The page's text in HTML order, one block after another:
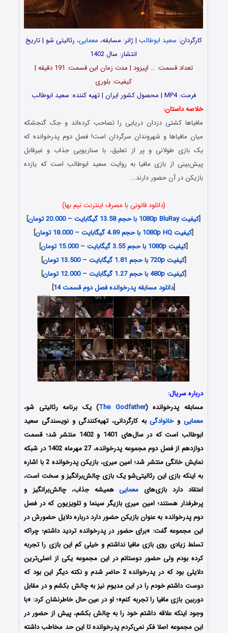
کارگردان: سعید ابوطالب | ژانر: مسابقه، معمایی، رئالیتی شو | تاریخ
انتشار: سال 1402
تعداد قسمت‌: … اپیزود | مدت زمان این قسمت: 191 دقیقه |
کیفیت: بلوری
فرمت: MP4 | محصول کشور ایران | تهیه کننده: سعید ابوطالب
خلاصه داستان:
مافیا‌ها کشتی دزدان دریایی را تصاحب کرده‌اند و جک گنجشکه
میان مافیا‌ها و شهروندان سرگردان است! فصل دوم پدرخوانده که
یک بازی طولانی و پر از تعلیق، با سناریویی جذاب و غیرقابل
پیش‌بینی از بازی مافیا به روایت سعید ابوطالب است که یازده
بازیکن در آن حضور دارند…
(دانلود قانونی با مصرف اینترنت نیم بها)
[کیفیت 1080p BluRay با حجم 13.58 گیگابایت – 20.000 تومان
]
[کیفیت 1080p HQ با حجم 4.89 گیگابایت – 18.000 تومان
]
[کیفیت 1080p با حجم 3.55 گیگابایت – 15.000 تومان
]
[کیفیت 720p با حجم 1.81 گیگابایت – 13.500 تومان
]
[کیفیت 480p با حجم 1.27 گیگابایت – 12.000 تومان
]
[دانلود مسابقه پدرخوانده فصل دوم قسمت 14 ]
درباره سریال:
مسابقه پدرخوانده (The Godfather) یک برنامه رئالیتی شو،
معمایی وخانوادگیبه کارگردانی، تهیه‌کنندگی و نویسندگی سعید
ابوطالب است که در سال‌های 1401 و 1402 منتشر شد؛ قسمت
دوازدهم از فصل دوم مجموعه پدرخوانده، 27 مهرماه 1402 در شبکه
نمایش خانگی منتشر شد؛ امین میری، بازیکن پدرخوانده 2 با اشاره
به اینکه بازی این رئالیتی‌شو یک بازی چالش‌برانگیز و سخت است،
اعتقاد دارد بازی‌های معماییهمیشه جذاب، چالش‌برانگیز و
پرطرفدار هستند؛ امین میری بازیگر سینما و تلویزیون که در فصل
دوم پدرخوانده به عنوان بازیکن حضور دارد درباره دلایل حضورش در
این مجموعه گفت: «برای حضور در پدرخوانده تردید داشتم؛ چراکه
تسلط زیادی روی بازی مافیا نداشتم و خیلی کم این بازی را تجربه
کرده بودم ولی حضور دوستانم در این مجموعه یکی از اصلی‌ترین
دلایلی بود که در پدرخوانده 2 حاضر شدم و نکته دیگر این بود که
دوست داشتم خودم را در این مدیوم نیز به چالش بکشم و در مقابل
دوربین بازی مافیا را تجربه کنم»؛ او در عین حال خاطرنشان کرد: «با
وجود اینکه علاقه داشتم خود را به چالش بکشم، پیش از حضور در
این مجموعه اصلا فکر نمی‌کردم پدرخوانده تا این حد مخاطب داشته